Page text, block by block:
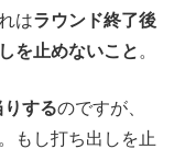
はラウンド終了後
を止めないこと 。
するのですが、
もし打ち出しを止